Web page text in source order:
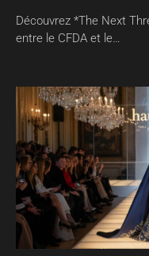
Découvrez *The Next
entre le CFDA et le…